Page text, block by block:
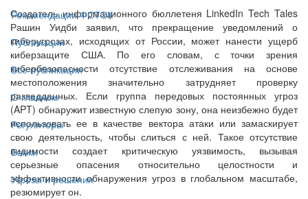
Рекомендации ФСТЭК
Публикации
Все публикации
О главном
Регуляторы
Банки
Угрозы и решения
Создатель информационного бюллетеня LinkedIn Tech Tales
Рашин Уидби заявил, что прекращение уведомлений о
киберугрозах, исходящих от России, может нанести ущерб
киберзащите США. По его словам, с точки зрения
кибербезопасности отсутствие отслеживания на основе
местоположения значительно затрудняет проверку
разведданных. Если группа передовых постоянных угроз
(APT) обнаружит известную слепую зону, она неизбежно будет
использовать ее в качестве вектора атаки или замаскирует
свою деятельность, чтобы слиться с ней. Такое отсутствие
видимости создает критическую уязвимость, вызывая
серьезные опасения относительно целостности и
эффективности обнаружения угроз в глобальном масштабе,
резюмирует он.